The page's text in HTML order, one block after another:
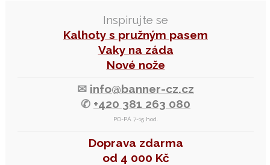
Inspirujte se
Kalhoty s pružným pasem
Vaky na záda
Nové nože
✉ info@banner-cz.cz
✆ +420 381 263 080
PO-PÁ 7-15 hod.
Doprava zdarma
od 4 000 Kč